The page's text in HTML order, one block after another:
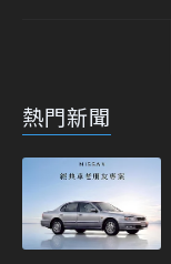
熱門新聞